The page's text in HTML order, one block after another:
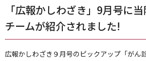
アクセス
外来のご案内
「広報かしわざき」9月号に
チームが紹介されました!
広報かしわざき９月号のピックアップ「がん